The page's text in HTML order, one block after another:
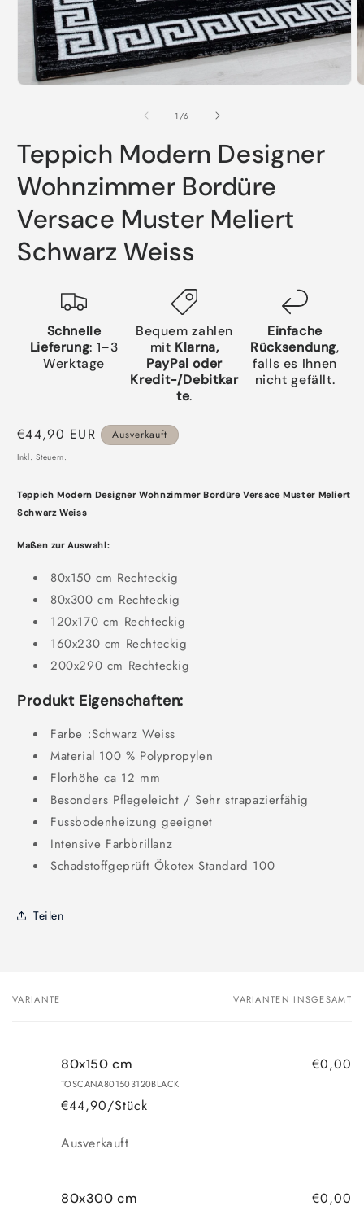
1 /von
6
Teppich Modern Designer
Wohnzimmer Bordüre
Versace Muster Meliert
Schwarz Weiss
Schnelle
Lieferung: 1–3
Werktage
Bequem zahlen
mit Klarna,
PayPal oder
Kredit-/Debitkar
te.
Einfache
Rücksendung,
falls es Ihnen
nicht gefällt.
Normaler
Preis
€44,90 EUR Ausverkauft
Inkl. Steuern.
Teppich Modern Designer Wohnzimmer Bordüre Versace Muster Meliert
Schwarz Weiss
Maßen zur Auswahl:
80x150 cm Rechteckig
80x300 cm Rechteckig
120x170 cm Rechteckig
160x230 cm Rechteckig
200x290 cm Rechteckig
Produkt Eigenschaften:
Farbe :Schwarz Weiss
Material 100 % Polypropylen
Florhöhe ca 12 mm
Besonders Pflegeleicht / Sehr strapazierfähig
Fussbodenheizung geeignet
Intensive Farbbrillanz
Schadstoffgeprüft Ökotex Standard 100
Teilen
Dein
VARIANTE VARIANTEN INSGESAMT
80x150 cm
TOSCANA801503120BLACK
€44,90/Stück
€0,00
Anzahl
Ausverkauft
80x300 cm €0,00